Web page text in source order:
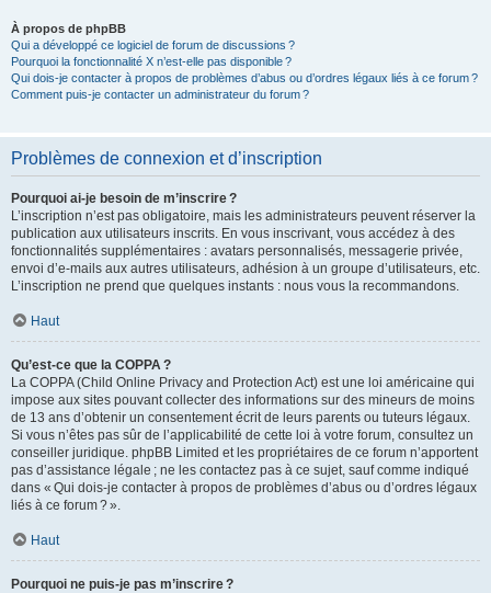
À propos de phpBB
Qui a développé ce logiciel de forum de discussions ?
Pourquoi la fonctionnalité X n’est-elle pas disponible ?
Qui dois-je contacter à propos de problèmes d’abus ou d’ordres légaux liés à ce forum ?
Comment puis-je contacter un administrateur du forum ?
Problèmes de connexion et d’inscription
Pourquoi ai-je besoin de m’inscrire ?
L’inscription n’est pas obligatoire, mais les administrateurs peuvent réserver la
publication aux utilisateurs inscrits. En vous inscrivant, vous accédez à des
fonctionnalités supplémentaires : avatars personnalisés, messagerie privée,
envoi d’e-mails aux autres utilisateurs, adhésion à un groupe d’utilisateurs, etc.
L’inscription ne prend que quelques instants : nous vous la recommandons.
Haut
Qu’est-ce que la COPPA ?
La COPPA (Child Online Privacy and Protection Act) est une loi américaine qui
impose aux sites pouvant collecter des informations sur des mineurs de moins
de 13 ans d’obtenir un consentement écrit de leurs parents ou tuteurs légaux.
Si vous n’êtes pas sûr de l’applicabilité de cette loi à votre forum, consultez un
conseiller juridique. phpBB Limited et les propriétaires de ce forum n’apportent
pas d’assistance légale ; ne les contactez pas à ce sujet, sauf comme indiqué
dans « Qui dois-je contacter à propos de problèmes d’abus ou d’ordres légaux
liés à ce forum ? ».
Haut
Pourquoi ne puis-je pas m’inscrire ?